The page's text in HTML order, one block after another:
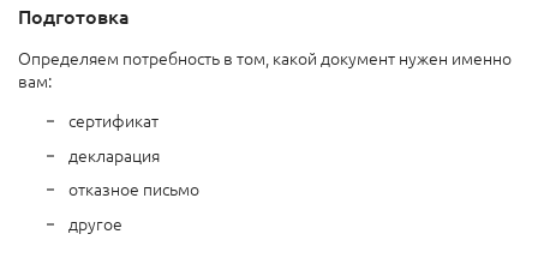
Подготовка
Определяем потребность в том, какой документ нужен именно
вам:
сертификат
декларация
отказное письмо
другое